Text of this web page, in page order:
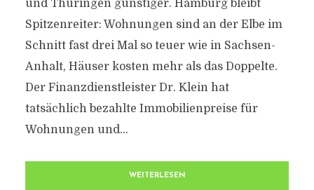
und Thüringen günstiger. Hamburg bleibt
Spitzenreiter: Wohnungen sind an der Elbe im
Schnitt fast drei Mal so teuer wie in Sachsen-
Anhalt, Häuser kosten mehr als das Doppelte.
Der Finanzdienstleister Dr. Klein hat
tatsächlich bezahlte Immobilienpreise für
Wohnungen und...
WEITERLESEN